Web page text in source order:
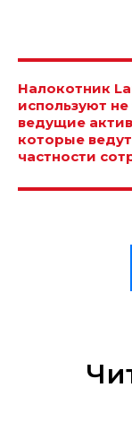
Налокотник
используют
ведущие
которые
частности